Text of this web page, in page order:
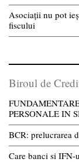
Asociații nu pot
fiscului
Biroul de
PERSONALE IN
BCR: prelucrarea
Care banci si